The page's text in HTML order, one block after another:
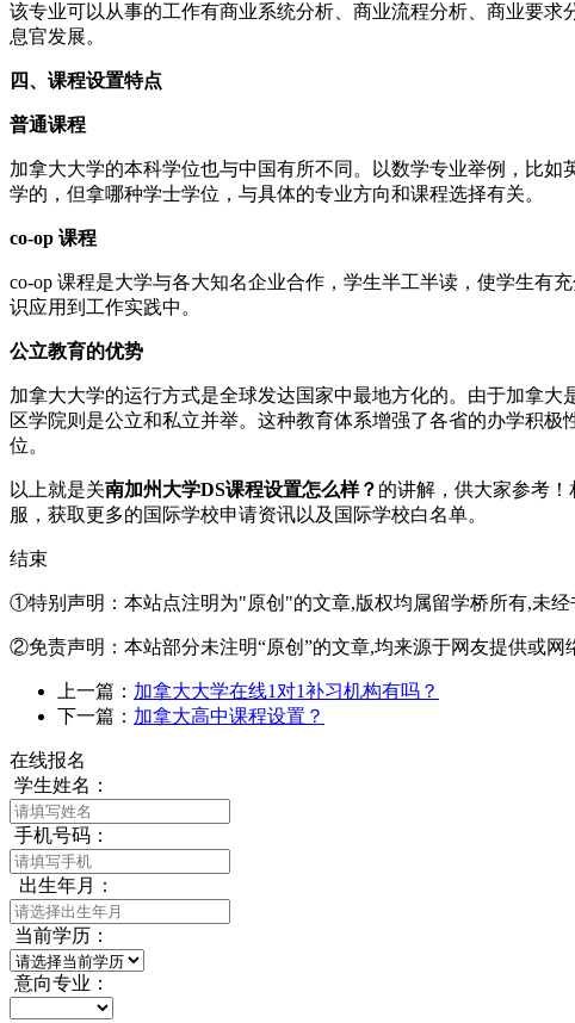
该专业可以从事的工作有商业系统分析、商业流程分析、商业要
息官发展。
四、课程设置特点
普通课程
加拿大大学的本科学位也与中国有所不同。以数学专业举例，比
学的，但拿哪种学士学位，与具体的专业方向和课程选择有关。
co-op 课程
co-op 课程是大学与各大知名企业合作，学生半工半读，使学生有
识应用到工作实践中。
公立教育的优势
加拿大大学的运行方式是全球发达国家中最地方化的。由于加拿
区学院则是公立和私立并举。这种教育体系增强了各省的办学积
位。
以上就是关南加州大学DS课程设置怎么样？ 的讲解，供大家参考！
服 ，获取更多的国际学校申请资讯以及国际学校白名单。
结束
①特别声明：本站点注明为"原创"的文章,版权均属留学桥所有,未经
②免责声明：本站部分未注明“原创”的文章,均来源于网友提供或
上一篇： 加拿大大学在线1对1补习机构有吗？
下一篇： 加拿大高中课程设置？
在线报名
学生姓名：
手机号码：
出生年月：
当前学历：
意向专业：